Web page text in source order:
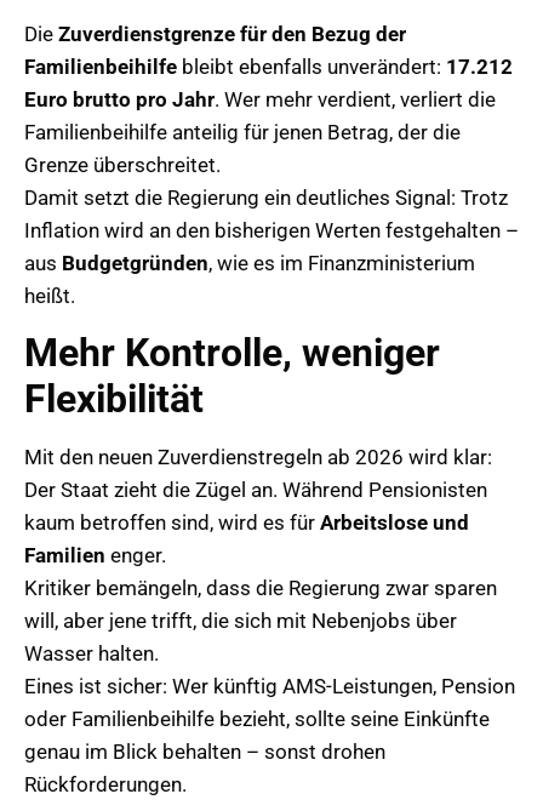
Die Zuverdienstgrenze für den Bezug der
Familienbeihilfe bleibt ebenfalls unverändert: 17.212
Euro brutto pro Jahr. Wer mehr verdient, verliert die
Familienbeihilfe anteilig für jenen Betrag, der die
Grenze überschreitet.
Damit setzt die Regierung ein deutliches Signal: Trotz
Inflation wird an den bisherigen Werten festgehalten –
aus Budgetgründen, wie es im Finanzministerium
heißt.
Mehr Kontrolle, weniger
Flexibilität
Mit den neuen Zuverdienstregeln ab 2026 wird klar:
Der Staat zieht die Zügel an. Während Pensionisten
kaum betroffen sind, wird es für Arbeitslose und
Familien enger.
Kritiker bemängeln, dass die Regierung zwar sparen
will, aber jene trifft, die sich mit Nebenjobs über
Wasser halten.
Eines ist sicher: Wer künftig AMS-Leistungen, Pension
oder Familienbeihilfe bezieht, sollte seine Einkünfte
genau im Blick behalten – sonst drohen
Rückforderungen.